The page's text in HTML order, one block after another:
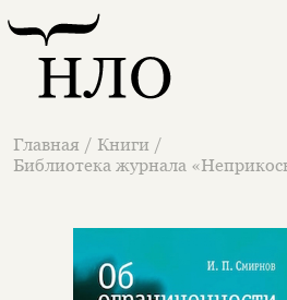
Главная / Книги /
Библиотека журнала